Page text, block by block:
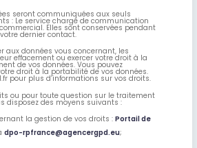
seront communiquées aux seuls
: Le service chargé de communication
Elles sont conservées pendant
dernier contact.
aux données vous concernant, les
effacement ou exercer votre droit à la
de vos données. Vous pouvez
droit à la portabilité de vos données.
pour plus d’informations sur vos droits.
ou pour toute question sur le traitement
disposez des moyens suivants :
la gestion de vos droits :Portail de
dpo-rpfrance@agencergpd.eu;